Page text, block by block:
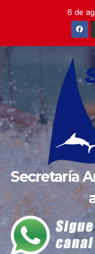
6 de
Secretaría